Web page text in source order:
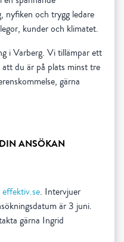
nyfiken och trygg ledare
kunder och klimatet.
i Varberg. Vi tillämpar ett
du är på plats minst tre
gärna
ANSÖKAN
effektiv.se. Intervjuer
är 3 juni.
gärna Ingrid